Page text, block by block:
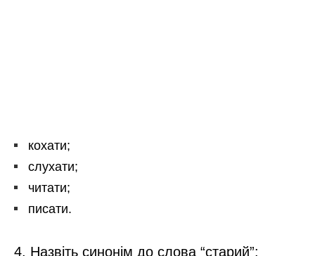
кохати;
слухати;
читати;
писати.
4. Назвіть синонім до слова “старий”: